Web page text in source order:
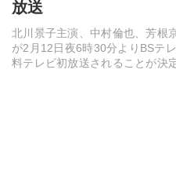
放送
北川景子主演、中村倫也、芳根
が2月12日夜6時30分よりBSテ
料テレビ初放送されることが決